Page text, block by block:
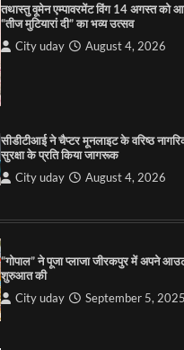
पारस हेल्थ पंचकूला ने ‘तिरंगा यात्रा 2025’
कश्मीर तक किया आगाज़, राष्ट्रीय एकता को
आयाम
City uday August 6, 2025
की कसम: देवशाली
City uday
तथास्तु वूमेन एम्पावरमेंट विंग 14 अगस्त को
“तीज मुटियारां दी” का भव्य उत्सव
City uday August 4, 2026
सीडीटीआई ने चैप्टर मूनलाइट के वरिष्ठ
सुरक्षा के प्रति किया जागरूक
City uday August 4, 2026
“गोपाल” ने पूजा प्लाजा जीरकपुर में अपने
शुरुआत की
City uday September 5, 2025